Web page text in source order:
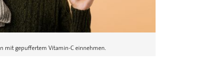
mit gepuffertem Vitamin-C einnehmen.